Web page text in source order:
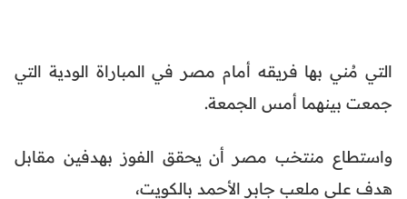
التي مُني بها فريقه أمام مصر في المباراة الودية التي
جمعت بينهما أمس الجمعة.
واستطاع منتخب مصر أن يحقق الفوز بهدفين مقابل
هدف على ملعب جابر الأحمد بالكويت،